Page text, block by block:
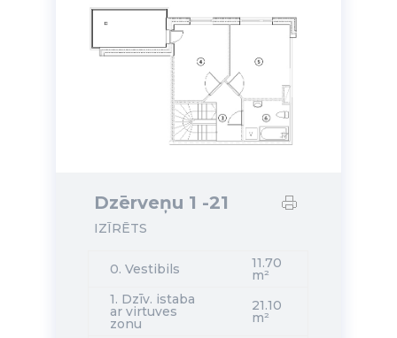
Dzērveņu 1 -21
IZĪRĒTS
0. Vestibils 11.70
m²
1. Dzīv. istaba
ar virtuves
zonu
21.10
m²